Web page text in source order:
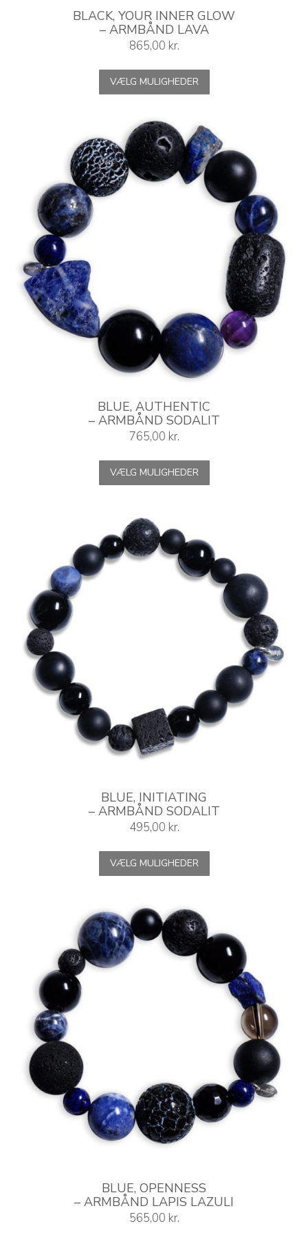
BLACK, YOUR INNER GLOW
– ARMBÅND LAVA
865,00 kr.
VÆLG MULIGHEDER Dette
har
varianter.
Mulighederne
kan
vælges
varesiden
BLUE, AUTHENTIC
– ARMBÅND SODALIT
765,00 kr.
VÆLG MULIGHEDER Dette
har
kan
vælges
på
varesiden
BLUE, INITIATING
– ARMBÅND SODALIT
495,00 kr.
VÆLG MULIGHEDER Dette
har
kan
vælges
varesiden
BLUE, OPENNESS
– ARMBÅND LAPIS LAZULI
565,00 kr.